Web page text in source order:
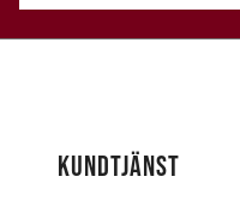
KUNDTJÄNST